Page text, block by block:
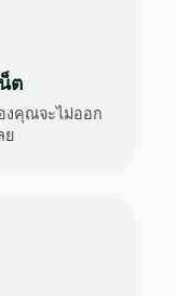
ต
งคุณจะไม่ออก
ย